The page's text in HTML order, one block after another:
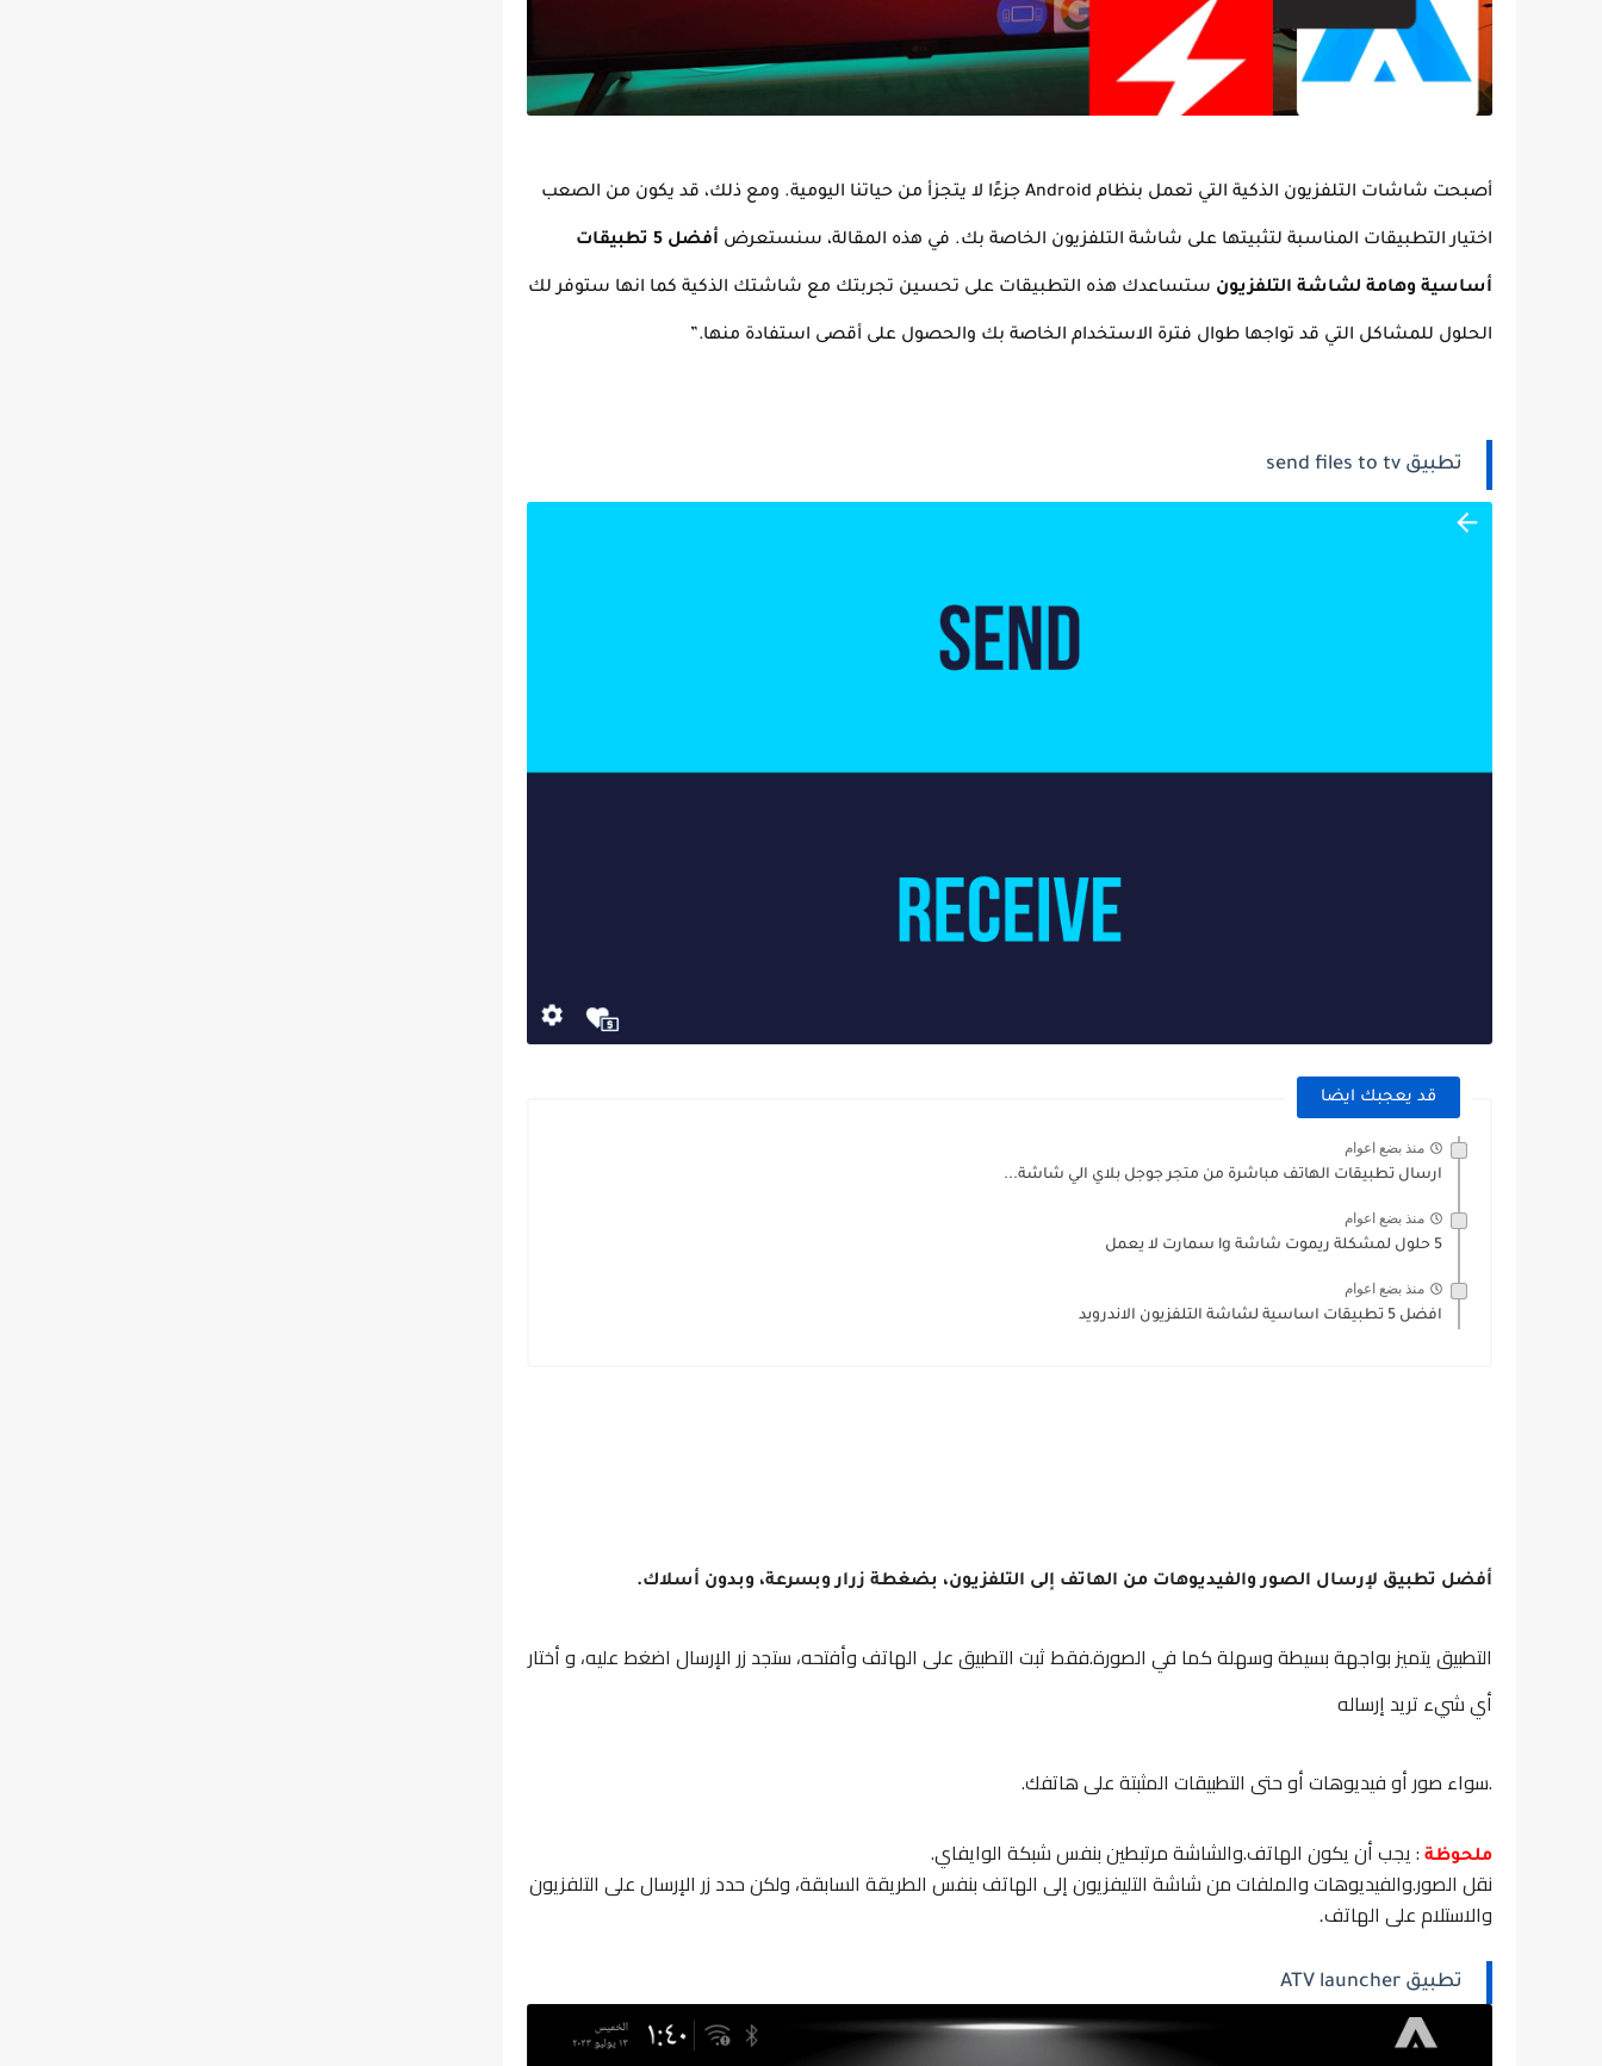
أصبحت شاشات التلفزيون الذكية التي تعمل بنظام Android جزءًا لا يتجزأ من حياتنا اليومية. ومع ذلك، قد يكون من الصعب
اختيار التطبيقات المناسبة لتثبيتها على شاشة التلفزيون الخاصة بك. في هذه المقالة، سنستعرض أفضل 5 تطبيقات
أساسية وهامة لشاشة التلفزيون ستساعدك هذه التطبيقات على تحسين تجربتك مع شاشتك الذكية كما انها ستوفر لك
الحلول للمشاكل التي قد تواجها طوال فترة الاستخدام الخاصة بك والحصول على أقصى استفادة منها.”
تطبيق send files to tv
قد يعجبك ايضا
منذ بضع اعوام
ارسال تطبيقات الهاتف مباشرة من متجر جوجل بلاي الي شاشة...
منذ بضع اعوام
5 حلول لمشكلة ريموت شاشة lg سمارت لا يعمل
منذ بضع اعوام
افضل 5 تطبيقات اساسية لشاشة التلفزيون الاندرويد
أفضل تطبيق لإرسال الصور والفيديوهات من الهاتف إلى التلفزيون، بضغطة زرار وبسرعة، وبدون أسلاك.
التطبيق يتميز بواجهة بسيطة وسهلة كما في الصورة.فقط ثبت التطبيق على الهاتف وأفتحه، ستجد زر الإرسال اضغط عليه، و أختار
أي شيء تريد إرساله
.سواء صور أو فيديوهات أو حتى التطبيقات المثبتة على هاتفك.
ملحوظة : يجب أن يكون الهاتف.والشاشة مرتبطين بنفس شبكة الوايفاي.
نقل الصور.والفيديوهات والملفات من شاشة التليفزيون إلى الهاتف بنفس الطريقة السابقة، ولكن حدد زر الإرسال على التلفزيون
والاستلام على الهاتف.
تطبيق ATV launcher